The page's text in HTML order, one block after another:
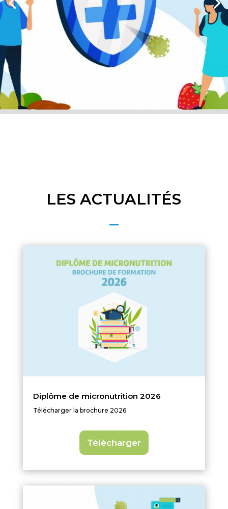
LES ACTUALITÉS
Diplôme de micronutrition 2026
Télécharger la brochure 2026
Télécharger